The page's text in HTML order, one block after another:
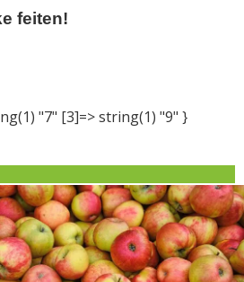
feiten!
"7" [3]=> string(1) "9" }